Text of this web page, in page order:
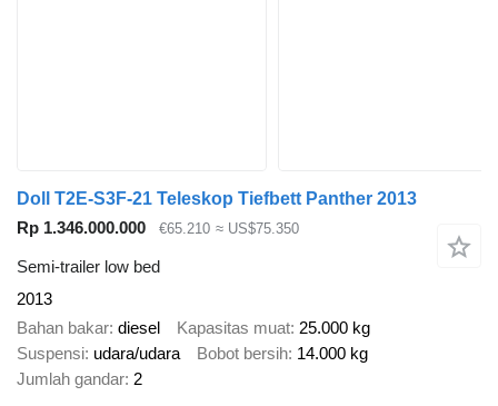
Doll T2E-S3F-21 Teleskop Tiefbett Panther 2013
Rp 1.346.000.000
€65.210 ≈ US$75.350
Semi-trailer low bed
2013
Bahan bakar diesel Kapasitas muat 25.000 kg
Suspensi udara/udara Bobot bersih 14.000 kg
Jumlah gandar 2